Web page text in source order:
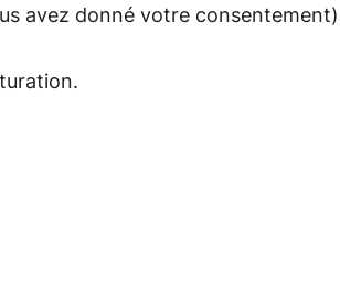
avez donné votre